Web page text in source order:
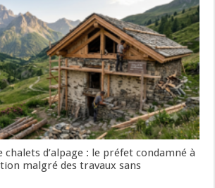
chalets d’alpage : le préfet condamné à
malgré des travaux sans